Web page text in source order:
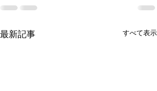
最新記事 すべて表示